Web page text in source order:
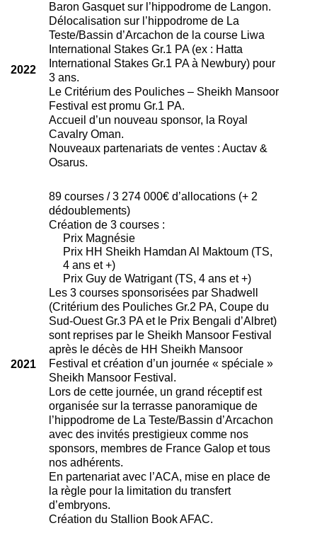
2022
Baron Gasquet sur l’hippodrome de Langon.
Délocalisation sur l’hippodrome de La
Teste/Bassin d’Arcachon de la course Liwa
International Stakes Gr.1 PA (ex : Hatta
International Stakes Gr.1 PA à Newbury) pour
3 ans.
Le Critérium des Pouliches – Sheikh Mansoor
Festival est promu Gr.1 PA.
Accueil d’un nouveau sponsor, la Royal
Cavalry Oman.
Nouveaux partenariats de ventes : Auctav &
Osarus.
2021
89 courses / 3 274 000€ d’allocations (+ 2
dédoublements)
Création de 3 courses :
Prix Magnésie
Prix HH Sheikh Hamdan Al Maktoum (TS,
4 ans et +)
Prix Guy de Watrigant (TS, 4 ans et +)
Les 3 courses sponsorisées par Shadwell
(Critérium des Pouliches Gr.2 PA, Coupe du
Sud-Ouest Gr.3 PA et le Prix Bengali d’Albret)
sont reprises par le Sheikh Mansoor Festival
après le décès de HH Sheikh Mansoor
Festival et création d’un journée « spéciale »
Sheikh Mansoor Festival.
Lors de cette journée, un grand réceptif est
organisée sur la terrasse panoramique de
l’hippodrome de La Teste/Bassin d’Arcachon
avec des invités prestigieux comme nos
sponsors, membres de France Galop et tous
nos adhérents.
En partenariat avec l’ACA, mise en place de
la règle pour la limitation du transfert
d’embryons.
Création du Stallion Book AFAC.